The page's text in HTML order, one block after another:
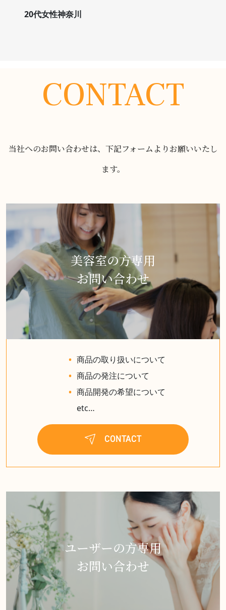
20代女性神奈川
CONTACT
当社へのお問い合わせは、下記フォームよりお願いいたし
ます。
美容室の方専用
お問い合わせ
商品の取り扱いについて
商品の発注について
商品開発の希望について
etc…
CONTACT
ユーザーの方専用
お問い合わせ